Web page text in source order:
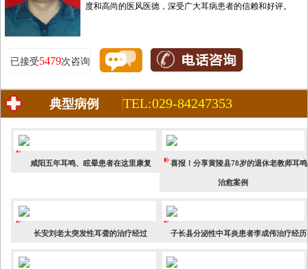
度和高尚的医风医德，深受广大耳病患者的信赖和好评。
已接受5479次咨询
典型病例 TEL:029-84247353
咸阳五年耳鸣、眩晕患者在这里康复 喜报！分享黄陵县78岁的退休老教师耳鸣
治愈案例
长安刘老太突发性耳聋的治疗经过 子长县分泌性中耳炎患者李成伟治疗经历